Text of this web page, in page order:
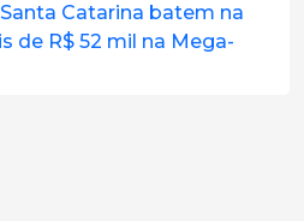
Catarina batem na
de R$ 52 mil na Mega-